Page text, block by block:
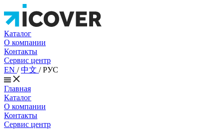
Каталог
О компании
Контакты
Сервис центр
EN /中文 /РУС
Главная
Каталог
О компании
Контакты
Сервис центр